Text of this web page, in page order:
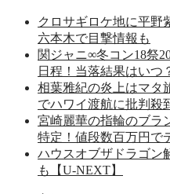
クロサギロケ地に平野
六本木で目撃情報も
関ジャニ∞冬コン18祭
日程！当落結果はいつ
相葉雅紀の炎上はマタ
でハワイ渡航に批判殺
宮崎麗華の指輪のブラ
特定！値段数百万円で
ハウスオブザドラゴン
も【U-NEXT】